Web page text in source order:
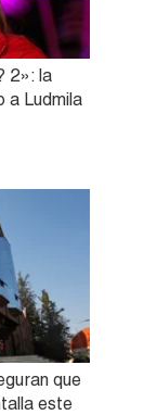
2»: la
a Ludmila
que
este